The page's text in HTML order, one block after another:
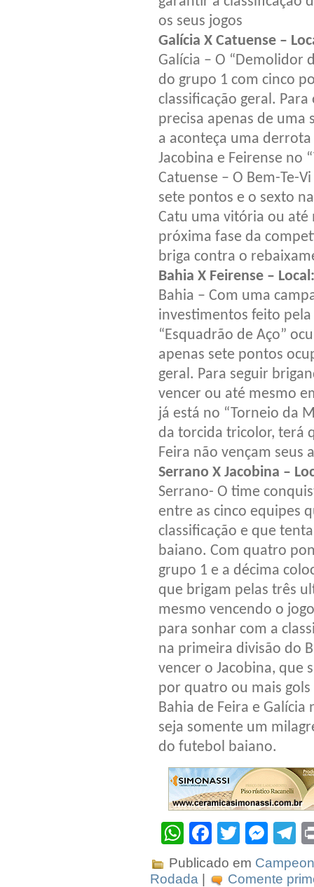
os seus jogos
Galícia X Catuense –
Galícia – O “Demolidor
do grupo 1 com cinco
classificação geral.
precisa apenas de uma
a aconteça uma
Jacobina e Feirense no
Catuense – O Bem-Te-
sete pontos e o sexto
Catu uma vitória ou até
próxima fase da
briga contra o
Bahia X Feirense –
Bahia – Com uma
investimentos feito
“Esquadrão de Aço”
apenas sete pontos
geral. Para seguir
vencer ou até mesmo
já está no “Torneio da
da torcida tricolor, terá
Feira não vençam seus
Serrano X Jacobina –
Serrano- O time
entre as cinco equipes
classificação e que
baiano. Com quatro
grupo 1 e a décima
que brigam pelas três
mesmo vencendo o
para sonhar com a
na primeira divisão do
vencer o Jacobina, que
por quatro ou mais
Bahia de Feira e
seja somente um
do futebol baiano.
WhatsApp
Facebook
Twitter
Publicado em
Rodada
Comente